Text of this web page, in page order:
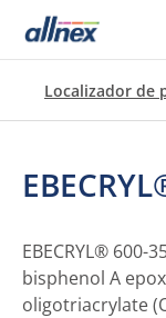
Localizador de
EBECRYL® 600-
bisphenol A
oligotriacrylate